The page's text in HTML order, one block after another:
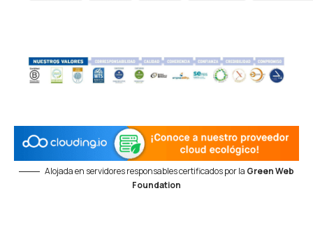
Alojada en servidores responsables certificados por la Green Web
Foundation